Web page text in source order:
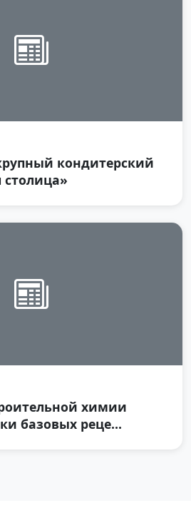
кондитерский
химии
базовых реце...